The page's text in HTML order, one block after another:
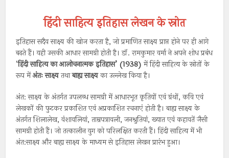
हिंदी साहित्य इतिहास लेखन के स्रोत
इतिहास सदैव साक्ष्य की खोज करता है, जो प्रमाणित साक्ष्य प्राप्त होने पर ही आगे
बढ़ते हैं। यही उसकी आधार सामग्री होती है। डॉ. रामकुमार वर्मा ने अपने शोध प्रबंध
‘हिंदी साहित्य का आलोचनात्मक इतिहास’ (1938)में हिंदी साहित्य के स्रोतों के
रूप मेंअंतः साक्ष्यतथाबाह्य साक्ष्यका उल्लेख किया है।
अंत: साक्ष्य के अंतर्गत उपलब्ध सामग्री में आधारभूत कृतियों एवं ग्रंथों, कवि एवं
लेखकों की फुटकर प्रकाशित एवं अप्रकाशित रचनाएं होती है। बाह्य साक्ष्य के
अंतर्गत शिलालेख, वंशावलियां, ताम्रपत्रावली, जनश्रुतियां, ख्यात एवं कहावतें जैसी
सामग्री होती हैं। जो तत्कालीन युग को परिलक्षित करती हैं। हिंदी साहित्य में भी
अंत:साक्ष्य और बाह्य साक्ष्य के माध्यम से इतिहास लेखन प्रारंभ हुआ।